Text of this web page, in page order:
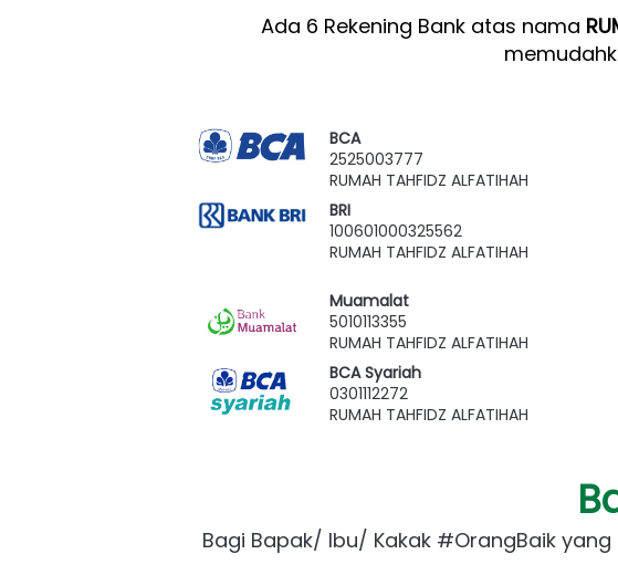
Ada 6 Rekening Bank atas nama
BCA
2525003777
RUMAH TAHFIDZ ALFATIHAH
BRI
100601000325562
RUMAH TAHFIDZ ALFATIHAH
Muamalat
5010113355
RUMAH TAHFIDZ ALFATIHAH
BCA Syariah
0301112272
RUMAH TAHFIDZ ALFATIHAH
Bagi Bapak/ Ibu/ Kakak #OrangBaik